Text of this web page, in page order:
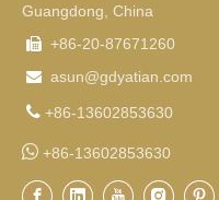
Guangdong, China
 +86-20-87671260
 asun@gdyatian.com
 +86-13602853630
 +86-13602853630